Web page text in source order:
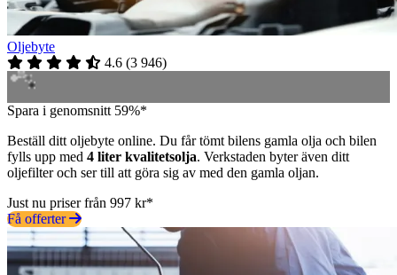
Oljebyte
4.6 (3 946)
Spara i genomsnitt 59%*
Beställ ditt oljebyte online. Du får tömt bilens gamla olja och bilen
fylls upp med 4 liter kvalitetsolja. Verkstaden byter även ditt
oljefilter och ser till att göra sig av med den gamla oljan.
Just nu priser från 997 kr*
Få offerter